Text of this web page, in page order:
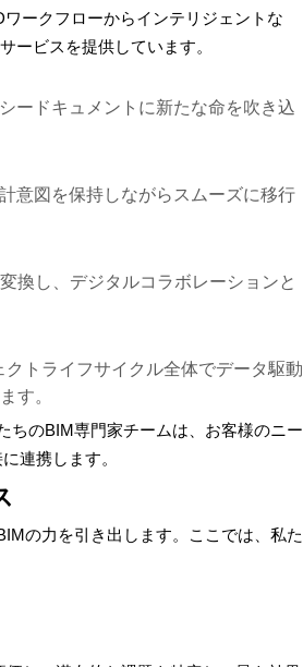
ークフローからインテリジェントな
ービスを提供しています。
ードキュメントに新たな命を吹き込
意図を保持しながらスムーズに移行
換し、デジタルコラボレーションと
トライフサイクル全体でデータ駆動
す。
ちのBIM専門家チームは、お客様のニー
連携します。
の力を引き出します。ここでは、私た